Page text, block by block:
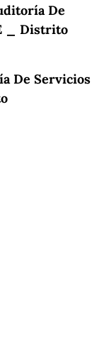
De
_ Distrito
De Servicios